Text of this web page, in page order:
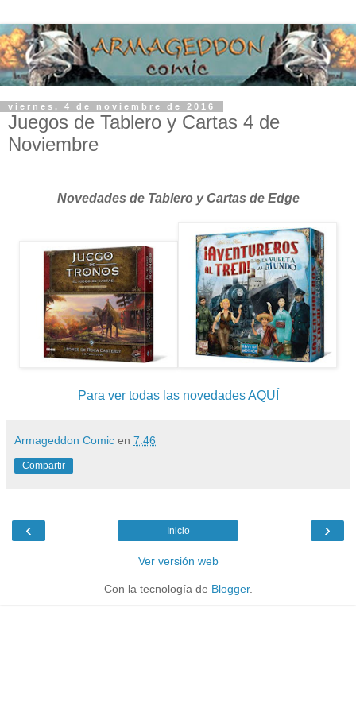
viernes, 4 de noviembre de 2016
Juegos de Tablero y Cartas 4 de
Noviembre
Novedades de Tablero y Cartas de Edge
Para ver todas las novedades AQUÍ
Armageddon Comic en 7:46
Compartir
‹ ›
Inicio
Ver versión web
Con la tecnología de Blogger.